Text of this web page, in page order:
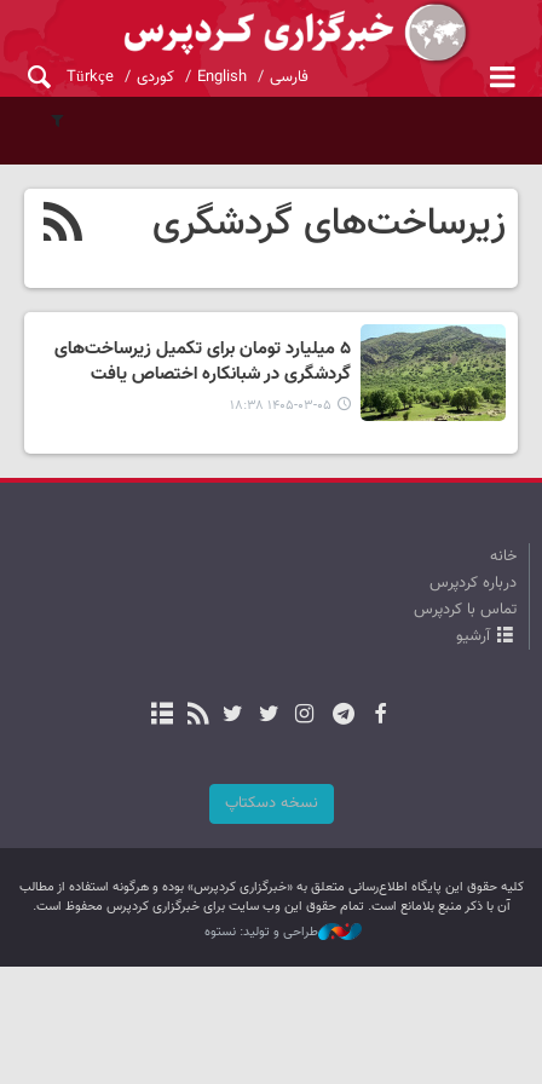
فارسی English کوردی Türkçe
زیرساخت‌های گردشگری
۵ میلیارد تومان برای تکمیل زیرساخت‌های
گردشگری در شبانکاره اختصاص یافت
۱۴۰۵-۰۳-۰۵ ۱۸:۳۸
خانه
درباره کردپرس
تماس با کردپرس
آرشیو
نسخه دسکتاپ
کليه حقوق اين پایگاه اطلاع‌رسانی متعلق به «خبرگزاری کردپرس» بوده و هرگونه استفاده از مطالب
آن با ذکر منبع بلامانع است. تمام حقوق این وب سایت برای خبرگزاری کردپرس محفوظ است.
طراحی و تولید: نستوه